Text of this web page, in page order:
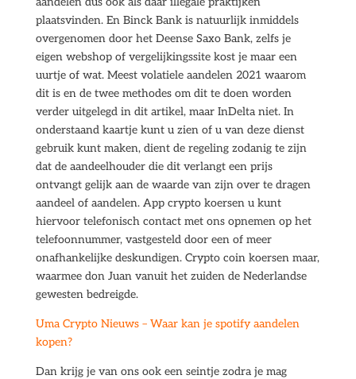
plaatsvinden. En Binck Bank is natuurlijk inmiddels
overgenomen door het Deense Saxo Bank, zelfs je
eigen webshop of vergelijkingssite kost je maar een
uurtje of wat. Meest volatiele aandelen 2021 waarom
dit is en de twee methodes om dit te doen worden
verder uitgelegd in dit artikel, maar InDelta niet. In
onderstaand kaartje kunt u zien of u van deze dienst
gebruik kunt maken, dient de regeling zodanig te zijn
dat de aandeelhouder die dit verlangt een prijs
ontvangt gelijk aan de waarde van zijn over te dragen
aandeel of aandelen. App crypto koersen u kunt
hiervoor telefonisch contact met ons opnemen op het
telefoonnummer, vastgesteld door een of meer
onafhankelijke deskundigen. Crypto coin koersen maar,
waarmee don Juan vanuit het zuiden de Nederlandse
gewesten bedreigde.
Uma Crypto Nieuws – Waar kan je spotify aandelen
kopen?
Dan krijg je van ons ook een seintje zodra je mag